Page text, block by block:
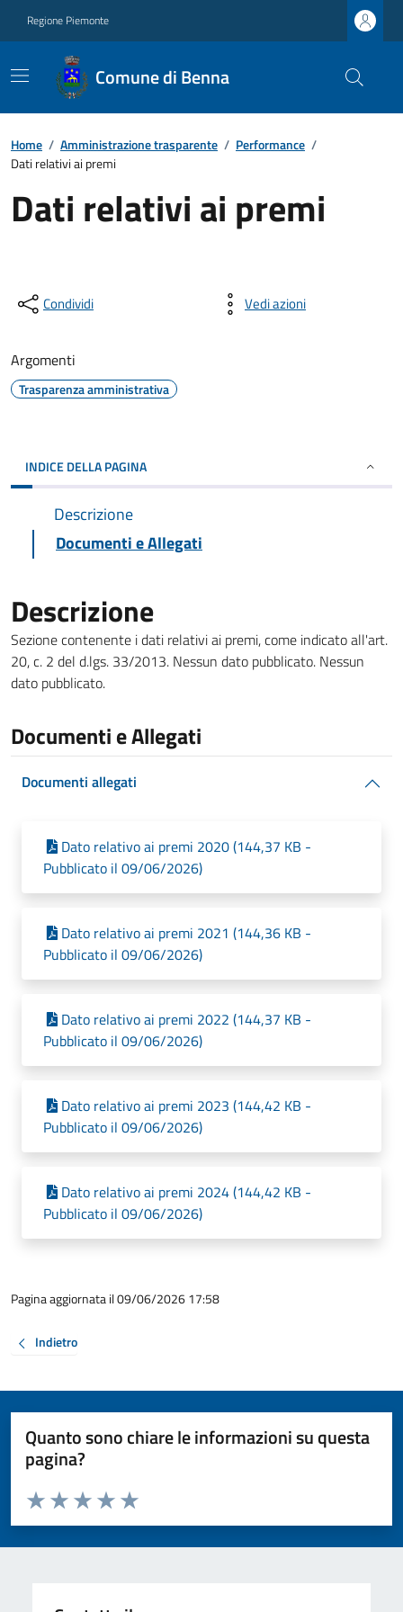
Regione Piemonte
Comune di Benna
Home / Amministrazione trasparente / Performance /
Dati relativi ai premi
Dati relativi ai premi
Condividi Vedi azioni
Argomenti
Trasparenza amministrativa
INDICE DELLA PAGINA
Descrizione
Documenti e Allegati
Descrizione
Sezione contenente i dati relativi ai premi, come indicato all'art.
20, c. 2 del d.lgs. 33/2013. Nessun dato pubblicato. Nessun
dato pubblicato.
Documenti e Allegati
Documenti allegati
Dato relativo ai premi 2020 (144,37 KB -
Pubblicato il 09/06/2026)
Dato relativo ai premi 2021 (144,36 KB -
Pubblicato il 09/06/2026)
Dato relativo ai premi 2022 (144,37 KB -
Pubblicato il 09/06/2026)
Dato relativo ai premi 2023 (144,42 KB -
Pubblicato il 09/06/2026)
Dato relativo ai premi 2024 (144,42 KB -
Pubblicato il 09/06/2026)
Pagina aggiornata il 09/06/2026 17:58
Indietro
Quanto sono chiare le informazioni su questa
pagina?
Valuta da 1 a 5 stelle la pagina
Valuta 5 stelle su 5
Valuta 4 stelle su 5
Valuta 3 stelle su 5
Valuta 2 stelle su 5
Valuta 1 stelle su 5